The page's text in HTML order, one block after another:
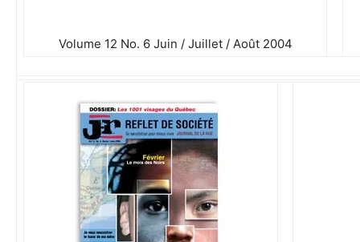
Volume 12 No. 6 Juin / Juillet / Août 2004